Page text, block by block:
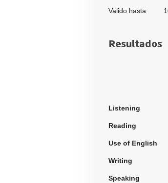
Valido hasta 10
Resultados
Reading
Use of
Writing